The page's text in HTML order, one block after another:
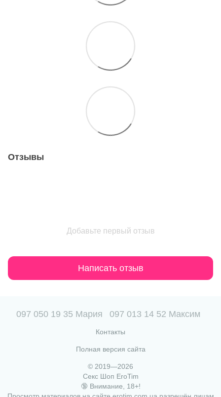
Отзывы
Добавьте первый отзыв
Написать отзыв
097 050 19 35 Мария 097 013 14 52 Максим
Контакты
Полная версия сайта
© 2019—2026
Секс Шоп EroTim
🔞 Внимание, 18+!